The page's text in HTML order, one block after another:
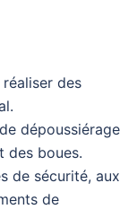
des
dépoussiérage
des boues.
de sécurité, aux
de